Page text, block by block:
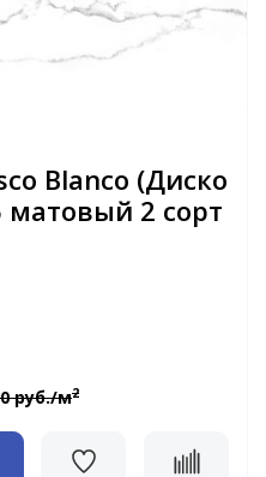
Blanco (Диско
матовый 2 сорт
руб./м2